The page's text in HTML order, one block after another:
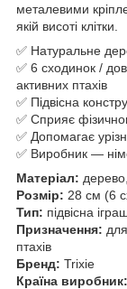
металевими
якій висоті клітки.
✅ Натуральне
✅ 6 сходинок /
активних птахів
✅ Підвісна
✅ Сприяє
✅ Допомагає
✅ Виробник —
Матеріал:
Розмір: 28 см (6
Тип: підвісна
Призначення:
птахів
Бренд: Trixie
Країна виробник: